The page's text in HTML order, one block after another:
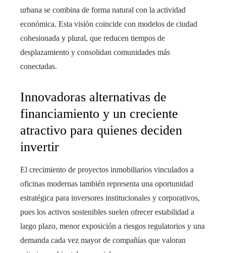
urbana se combina de forma natural con la actividad
económica. Esta visión coincide con modelos de ciudad
cohesionada y plural, que reducen tiempos de
desplazamiento y consolidan comunidades más
conectadas.
Innovadoras alternativas de
financiamiento y un creciente
atractivo para quienes deciden
invertir
El crecimiento de proyectos inmobiliarios vinculados a
oficinas modernas también representa una oportunidad
estratégica para inversores institucionales y corporativos,
pues los activos sostenibles suelen ofrecer estabilidad a
largo plazo, menor exposición a riesgos regulatorios y una
demanda cada vez mayor de compañías que valoran